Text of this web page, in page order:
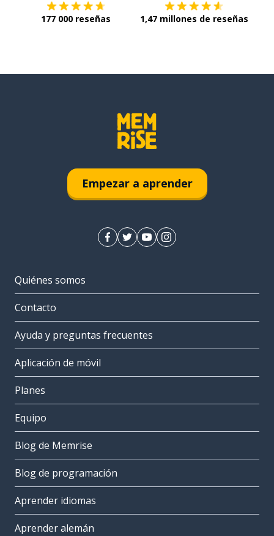
177 000 reseñas 1,47 millones de reseñas
Empezar a aprender
Quiénes somos
Contacto
Ayuda y preguntas frecuentes
Aplicación de móvil
Planes
Equipo
Blog de Memrise
Blog de programación
Aprender idiomas
Aprender alemán